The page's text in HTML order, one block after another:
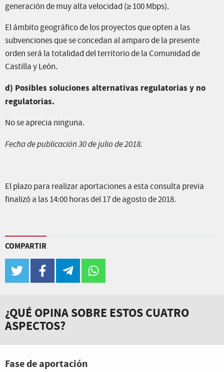
generación de muy alta velocidad (≥ 100 Mbps).
El ámbito geográfico de los proyectos que opten a las
subvenciones que se concedan al amparo de la presente
orden será la totalidad del territorio de la Comunidad de
Castilla y León.
d) Posibles soluciones alternativas regulatorias y no
regulatorias.
No se aprecia ninguna.
Fecha de publicación 30 de julio de 2018.
El plazo para realizar aportaciones a esta consulta previa
finalizó a las 14:00 horas del 17 de agosto de 2018.
COMPARTIR
twitter facebook telegram
¿QUÉ OPINA SOBRE ESTOS CUATRO
ASPECTOS?
Fase de aportación